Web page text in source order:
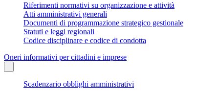
Riferimenti normativi su organizzazione e attività
Atti amministrativi generali
Documenti di programmazione strategico gestionale
Statuti e leggi regionali
Codice disciplinare e codice di condotta
Oneri informativi per cittadini e imprese
Scadenzario obblighi amministrativi